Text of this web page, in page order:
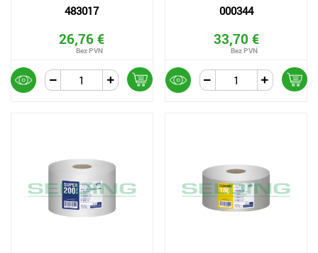
483017
26,76 €
000344
33,70 €